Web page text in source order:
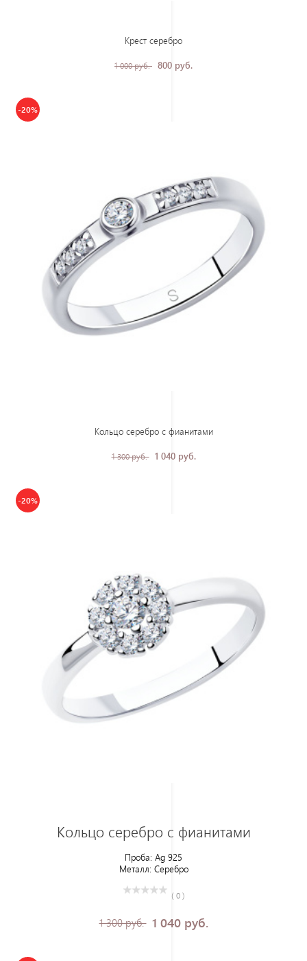
Крест серебро
1 000 руб. 800 руб.
-20%
Кольцо серебро с фианитами
1 300 руб. 1 040 руб.
-20%
Кольцо серебро с фианитами
Проба: Ag 925
Металл: Серебро
( 0 )
1 300 руб. 1 040 руб.